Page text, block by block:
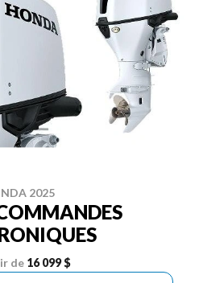
2025
de 16 099 $